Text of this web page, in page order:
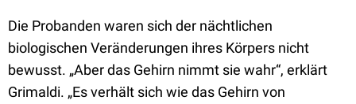
Die Probanden waren sich der nächtlichen
biologischen Veränderungen ihres Körpers nicht
bewusst. „Aber das Gehirn nimmt sie wahr“, erklärt
Grimaldi. „Es verhält sich wie das Gehirn von